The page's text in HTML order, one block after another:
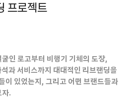
프로젝트
인 로고부터 비행기 기체의 도장,
과 서비스까지 대대적인 리브랜딩을
이 있었는지, 그리고 어떤 브랜드들과
자.